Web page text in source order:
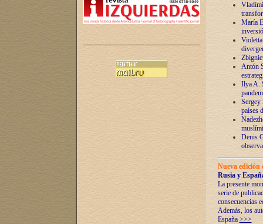
María
Antón
Ilya A.
Sergey
países
Denis
Nueva
Rusia y
La presente
serie de
consecuencias
Además, los
España >>>